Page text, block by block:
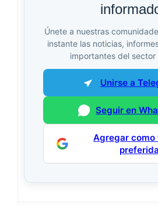
Únete a nuestras
instante las noticias,
importantes del sector
Unirse a
Seguir en
Agregar como
preferida